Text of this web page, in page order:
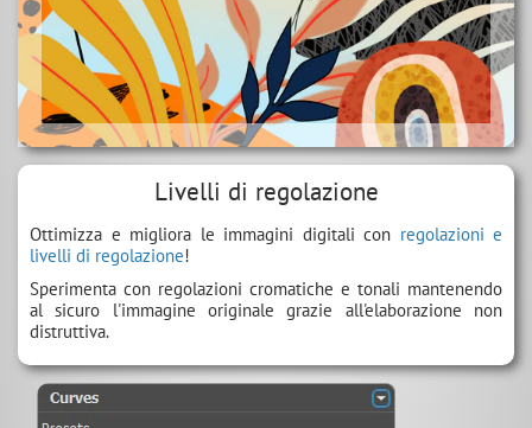
Livelli di regolazione
Ottimizza e migliora le immagini digitali con regolazioni e
livelli di regolazione!
Sperimenta con regolazioni cromatiche e tonali mantenendo
al sicuro l'immagine originale grazie all'elaborazione non
distruttiva.